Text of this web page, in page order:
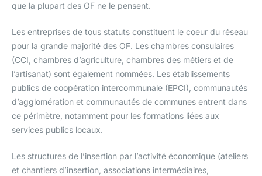
que la plupart des OF ne le pensent.
Les entreprises de tous statuts constituent le coeur du réseau
pour la grande majorité des OF. Les chambres consulaires
(CCI, chambres d’agriculture, chambres des métiers et de
l’artisanat) sont également nommées. Les établissements
publics de coopération intercommunale (EPCI), communautés
d’agglomération et communautés de communes entrent dans
ce périmètre, notamment pour les formations liées aux
services publics locaux.
Les structures de l’insertion par l’activité économique (ateliers
et chantiers d’insertion, associations intermédiaires,